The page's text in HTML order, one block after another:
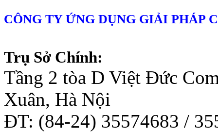
CÔNG TY ỨNG DỤNG GIẢI PHÁP
Trụ Sở Chính:
Tầng 2 tòa D Việt Đức
Xuân, Hà Nội
ĐT: (84-24) 35574683 /